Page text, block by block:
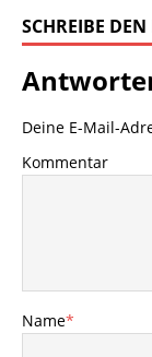
SCHREIBE
Deine E-Mail-
Kommentar
Name*